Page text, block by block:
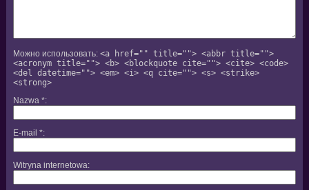
Можно использовать: <a href="" title=""> <abbr title="">
<acronym title=""> <b> <blockquote cite=""> <cite> <code>
<del datetime=""> <em> <i> <q cite=""> <s> <strike>
<strong>
Nazwa *
E-mail *
Witryna internetowa